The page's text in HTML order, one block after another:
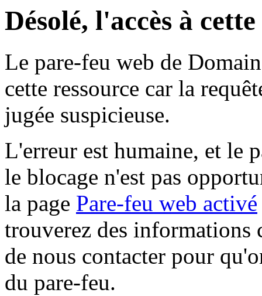
Désolé, l'accès à
Le pare-feu web de
cette ressource car la
jugée suspicieuse.
L'erreur est humaine, et le
le blocage n'est pas
la page Pare-feu web activé
trouverez des informations
de nous contacter pour
du pare-feu.